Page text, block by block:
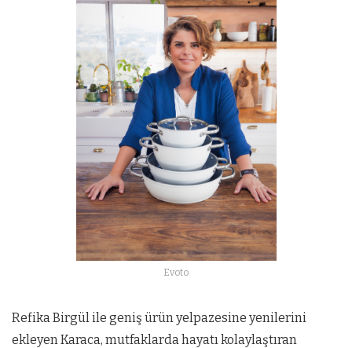
Evoto
Refika Birgül ile geniş ürün yelpazesine yenilerini
ekleyen Karaca, mutfaklarda hayatı kolaylaştıran